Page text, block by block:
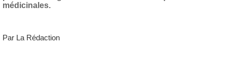
Membres Amis
médicinales.
Par La Rédaction